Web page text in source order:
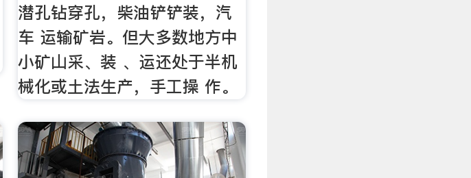
潜孔钻穿孔，柴油铲铲装，汽
车 运输矿岩。但大多数地方中
小矿山采、装 、运还处于半机
械化或土法生产，手工操 作。